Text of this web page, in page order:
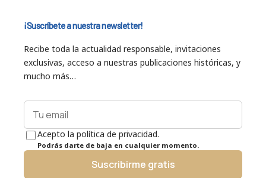
¡Suscríbete a nuestra newsletter!
Recibe toda la actualidad responsable, invitaciones
exclusivas, acceso a nuestras publicaciones históricas, y
mucho más…
Acepto la política de privacidad.
Podrás darte de baja en cualquier momento.
Suscribirme gratis